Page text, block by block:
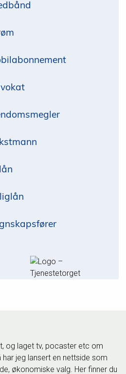
og laget tv, pocaster etc om
jeg lansert en nettside som
økonomiske valg. Her finner du